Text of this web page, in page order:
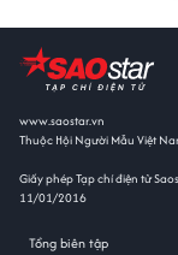
www.saostar.vn
Thuộc Hội Người Mẫu Việt
Giấy phép Tạp chí điện tử
11/01/2016
Tổng biên tập